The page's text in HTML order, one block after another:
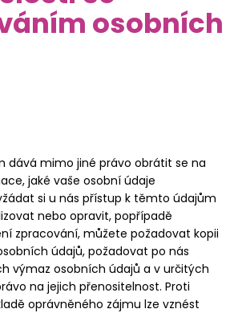
osobních
dává mimo jiné právo obrátit se na
jaké vaše osobní údaje
si u nás přístup k těmto údajům
nebo opravit, popřípadě
zpracování, můžete požadovat kopii
údajů, požadovat po nás
výmaz osobních údajů a v určitých
na jejich přenositelnost. Proti
oprávněného zájmu lze vznést